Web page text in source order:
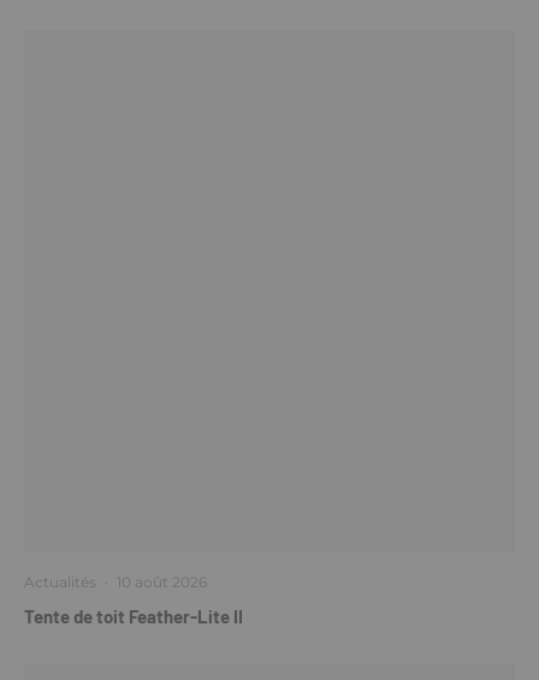
Actualités · 10 août 2026
Tente de toit Feather-Lite II